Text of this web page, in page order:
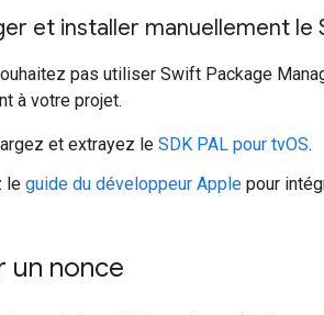
et installer manuellement le
pas utiliser Swift Package
à votre projet.
et extrayez le SDK PAL pour tvOS.
le guide du développeur Apple pour
un nonce